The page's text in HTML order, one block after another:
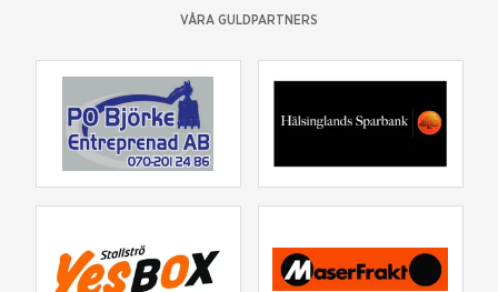
VÅRA GULDPARTNERS